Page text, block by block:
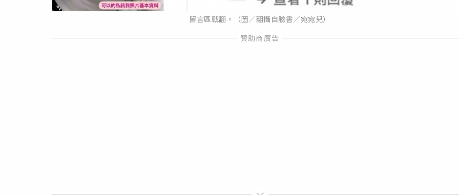
留言區戰翻。（圖／翻攝自臉書／宛宛兒）